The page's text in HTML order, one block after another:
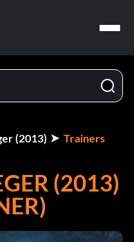
(2013) Trainers
(2013)